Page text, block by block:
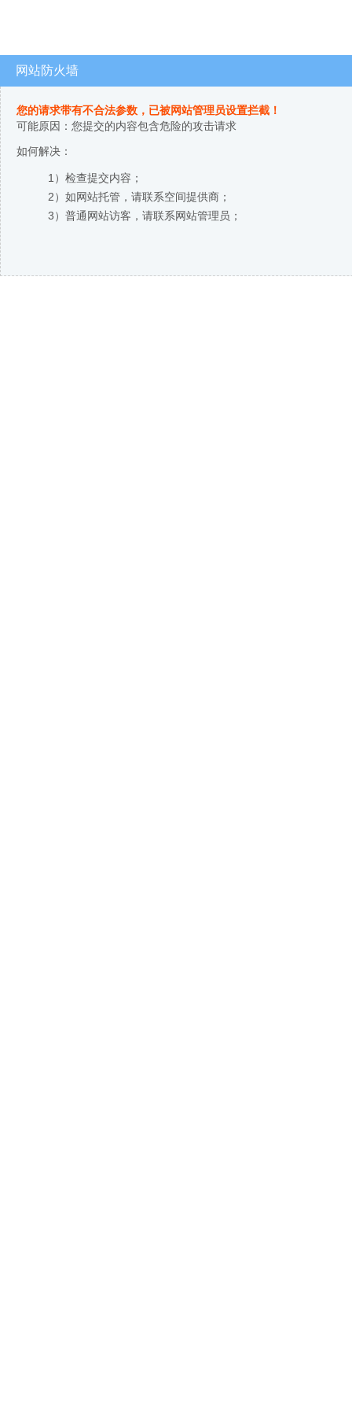
网站防火墙
您的请求带有不合法参数，已被网站管理员设置拦截！
可能原因：您提交的内容包含危险的攻击请求
如何解决：
1）检查提交内容；
2）如网站托管，请联系空间提供商；
3）普通网站访客，请联系网站管理员；